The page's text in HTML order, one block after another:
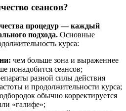
сеансов?
процедур — каждый
подхода. Основные
курса:
чем больше зона и выраженнее
понадобится сеансов;
разной силы действия
и продолжительности курса;
обычно корректируется
«галифе»;